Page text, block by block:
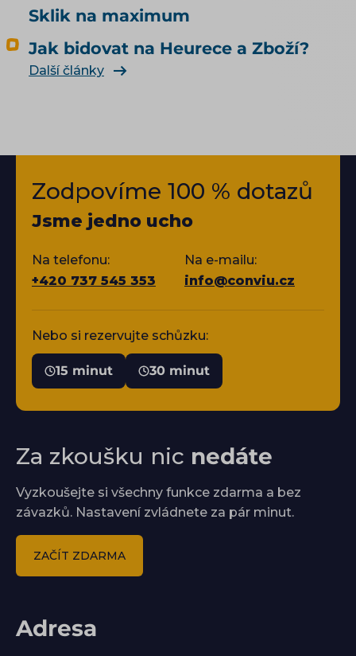
Sklik na maximum
Jak bidovat na Heurece a Zboží?
Další články
Zodpovíme 100 % dotazů
Jsme jedno ucho
Na telefonu:
+420 737 545 353
Na e-mailu:
info@conviu.cz
Nebo si rezervujte schůzku:
15 minut 30 minut
Za zkoušku nic nedáte
Vyzkoušejte si všechny funkce zdarma a bez
závazků. Nastavení zvládnete za pár minut.
ZAČÍT ZDARMA
Adresa